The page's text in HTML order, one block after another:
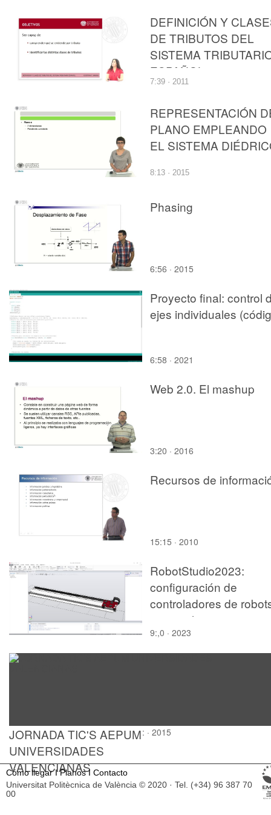
EL SISTEMA
DEFINICIÓN Y
DE TRIBUTOS DEL
SISTEMA
ESPAÑOL
7:39 · 2011
REPRESENTACIÓN
PLANO EMPLEANDO
EL SISTEMA
8:13 · 2015
Phasing
6:56 · 2015
Proyecto final: control
ejes individuales
6:58 · 2021
Web 2.0. El mashup
3:20 · 2016
Recursos de
15:15 · 2010
RobotStudio2023:
configuración de
controladores de
para incluir ejes
9:,0 · 2023
JORNADA TIC'S AEPUM
UNIVERSIDADES
VALENCIANAS
: · 2015
Cómo llegarI PlanosI Contacto
Universitat Politècnica de València © 2020 · Tel. (+34) 96 387 70
00